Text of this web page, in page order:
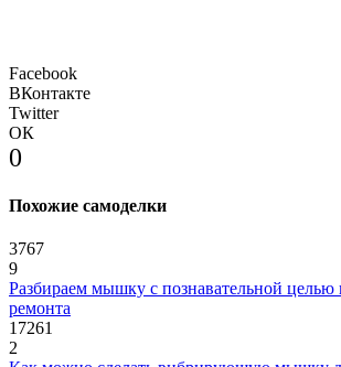
Facebook
ВКонтакте
Twitter
ОК
0
Похожие самоделки
3767
9
Разбираем мышку с познавательной целью
ремонта
17261
2